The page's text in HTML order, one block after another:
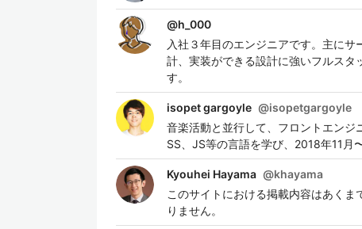
@h_000
入社３年目のエンジニアです。主に
計、実装ができる設計に強いフルスタ
す。
isopet gargoyle @isopetgargoyle
音楽活動と並行して、フロントエン
SS、JS等の言語を学び、2018年11月
Kyouhei Hayama @khayama
このサイトにおける掲載内容はあく
りません。